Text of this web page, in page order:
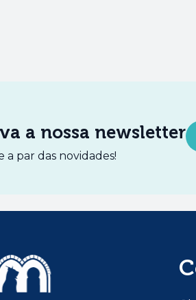
a nossa newsletter
a par das novidades!